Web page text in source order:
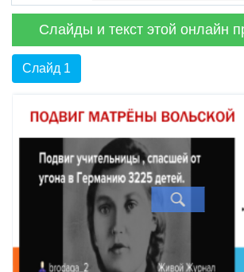
Слайды и текст этой онлайн
Слайд 1